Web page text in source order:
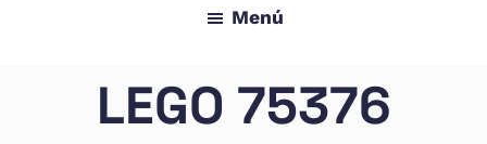
Menú
LEGO 75376